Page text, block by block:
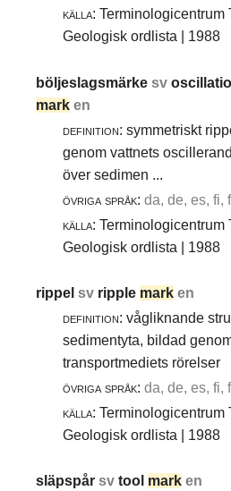
källa: Terminologicentrum
Geologisk ordlista | 1988
böljeslagsmärkesv
mark en
definition: symmetriskt
genom vattnets
över sedimen ...
övriga språk: da, de, es, fi,
källa: Terminologicentrum
Geologisk ordlista | 1988
rippelsv ripple mark en
definition: vågliknande
sedimentyta, bildad
transportmediets rörelser
övriga språk: da, de, es, fi,
källa: Terminologicentrum
Geologisk ordlista | 1988
släpspårsvtool mark en